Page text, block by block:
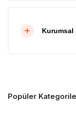
Kurumsal
Popüler